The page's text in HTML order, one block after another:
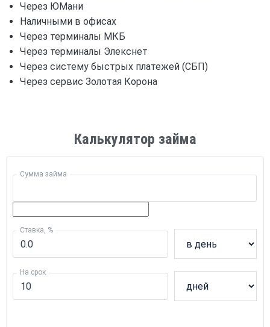
Через ЮМани
Наличными в офисах
Через терминалы МКБ
Через терминалы Элекснет
Через систему быстрых платежей (СБП)
Через сервис Золотая Корона
Калькулятор займа
Сумма займа
Ставка, %
На срок